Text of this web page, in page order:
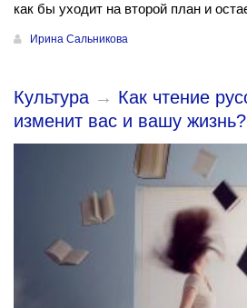
как бы уходит на второй план и
Ирина Сальникова
Культура → Как чтение
изменит вас и вашу жизнь?